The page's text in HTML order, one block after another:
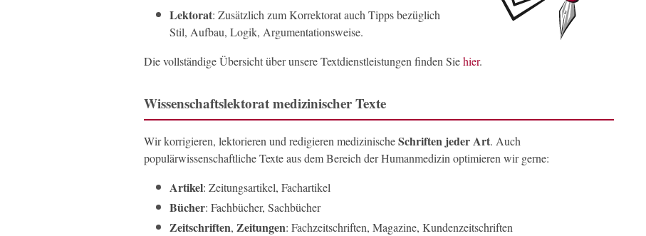
Lektorat: Zusätzlich zum Korrektorat auch Tipps bezüglich
Stil, Aufbau, Logik, Argumentationsweise.
Die vollständige Übersicht über unsere Textdienstleistungen finden Siehier.
Wissenschaftslektorat medizinischer Texte
Wir korrigieren, lektorieren und redigieren medizinischeSchriften jeder Art. Auch
populärwissenschaftliche Texte aus dem Bereich der Humanmedizin optimieren wir gerne:
Artikel: Zeitungsartikel, Fachartikel
Bücher: Fachbücher, Sachbücher
Zeitschriften, Zeitungen: Fachzeitschriften, Magazine, Kundenzeitschriften